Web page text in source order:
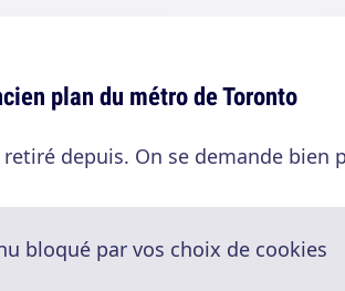
plan du métro de Toronto
retiré depuis. On se demande bien
bloqué par vos choix de cookies